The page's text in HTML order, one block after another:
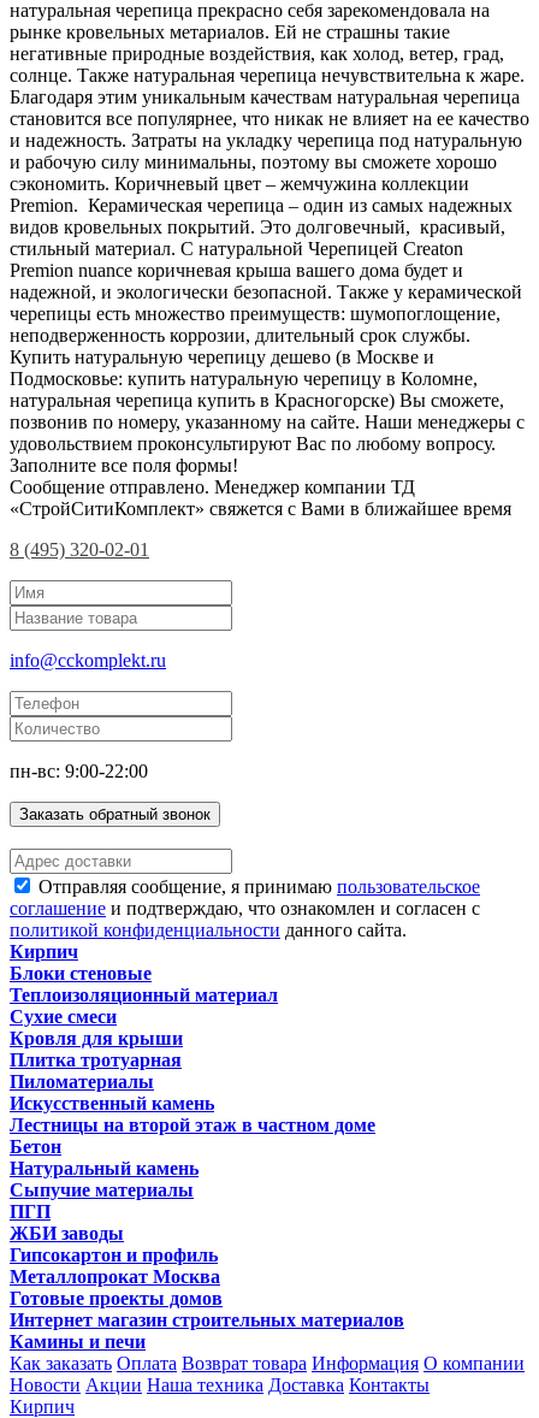
натуральная черепица прекрасно себя зарекомендовала на
рынке кровельных метариалов. Ей не страшны такие
негативные природные воздействия, как холод, ветер, град,
солнце. Также натуральная черепица нечувствительна к жаре.
Благодаря этим уникальным качествам натуральная черепица
становится все популярнее, что никак не влияет на ее качество
и надежность. Затраты на укладку черепица под натуральную
и рабочую силу минимальны, поэтому вы сможете хорошо
сэкономить. Коричневый цвет – жемчужина коллекции
Premion. Керамическая черепица – один из самых надежных
видов кровельных покрытий. Это долговечный, красивый,
стильный материал. С натуральной Черепицей Creaton
Premion nuance коричневая крыша вашего дома будет и
надежной, и экологически безопасной. Также у керамической
черепицы есть множество преимуществ: шумопоглощение,
неподверженность коррозии, длительный срок службы.
Купить натуральную черепицу дешево (в Москве и
Подмосковье: купить натуральную черепицу в Коломне,
натуральная черепица купить в Красногорске) Вы сможете,
позвонив по номеру, указанному на сайте. Наши менеджеры с
удовольствием проконсультируют Вас по любому вопросу.
Заполните все поля формы!
Сообщение отправлено. Менеджер компании ТД
«СтройСитиКомплект» свяжется с Вами в ближайшее время
8 (495) 320-02-01
info@cckomplekt.ru
пн-вс: 9:00-22:00
Заказать обратный звонок
Отправляя сообщение, я принимаю пользовательское
соглашение и подтверждаю, что ознакомлен и согласен с
политикой конфиденциальности данного сайта.
Кирпич
Блоки стеновые
Теплоизоляционный материал
Сухие смеси
Кровля для крыши
Плитка тротуарная
Пиломатериалы
Искусственный камень
Лестницы на второй этаж в частном доме
Бетон
Натуральный камень
Сыпучие материалы
ПГП
ЖБИ заводы
Гипсокартон и профиль
Металлопрокат Москва
Готовые проекты домов
Интернет магазин строительных материалов
Камины и печи
Как заказать Оплата Возврат товара Информация О компании
Новости Акции Наша техника Доставка Контакты
Кирпич